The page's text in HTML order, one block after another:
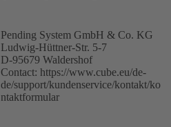
Pending System GmbH & Co. KG
Ludwig-Hüttner-Str. 5-7
D-95679 Waldershof
Contact: https://www.cube.eu/de-
de/support/kundenservice/kontakt/ko
ntaktformular